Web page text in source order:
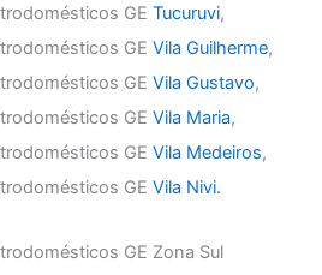
GETucuruvi,
GEVila Guilherme,
GEVila Gustavo,
GEVila Maria,
GEVila Medeiros,
GEVila Nivi.
GE Zona Sul